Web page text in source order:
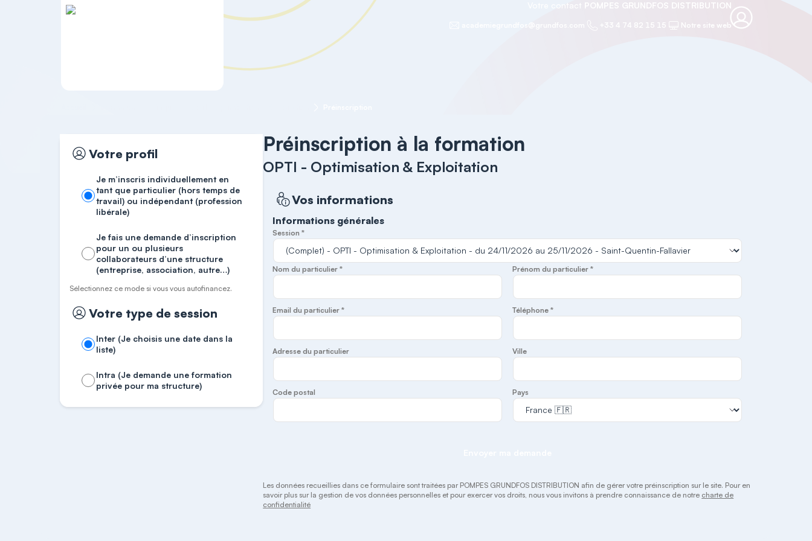
POMPES GRUNDFOS DISTRIBUTION
+33 4 74 82 15 15 Notre site web
Votre profil
Je m’inscris individuellement en
tant que particulier (hors temps de
travail) ou indépendant (profession
libérale)
Je fais une demande d’inscription
pour un ou plusieurs
collaborateurs d’une structure
(entreprise, association, autre…)
Sélectionnez ce mode si vous vous autofinancez.
Votre type de session
Inter (Je choisis une date dans la
liste)
Intra (Je demande une formation
privée pour ma structure)
Préinscription à la formation
OPTI - Optimisation & Exploitation
Vos informations
Informations générales
Session *
Nom du particulier * Prénom du particulier *
Email du particulier * Téléphone *
Adresse du particulier Ville
Code postal Pays
Les données recueillies dans ce formulaire sont traitées par POMPES GRUNDFOS DISTRIBUTION afin de gérer votre préinscription sur le site. Pour en
savoir plus sur la gestion de vos données personnelles et pour exercer vos droits, nous vous invitons à prendre connaissance de notre charte de
confidentialité